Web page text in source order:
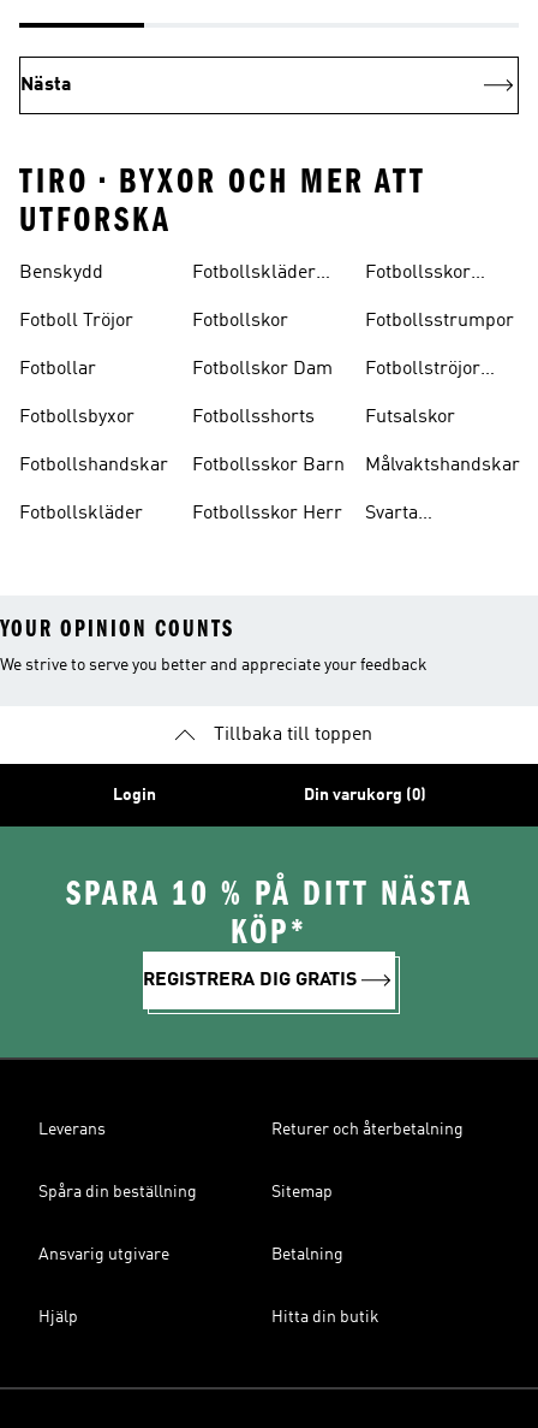
Nästa
TIRO • BYXOR OCH MER ATT
UTFORSKA
Benskydd
Fotboll Tröjor
Fotbollar
Fotbollsbyxor
Fotbollshandskar
Fotbollskläder
Fotbollskläder
Fotbollskor
Fotbollskor Dam
Fotbollsshorts
Fotbollsskor Barn
Fotbollsskor Herr
Fotbollsskor
Fotbollsstrumpor
Fotbollströjor
Futsalskor
Målvaktshandskar
Svarta
YOUR OPINION COUNTS
We strive to serve you better and appreciate your feedback
Tillbaka till toppen
Login Din varukorg (0)
SPARA 10 % PÅ DITT NÄSTA
KÖP*
REGISTRERA DIG GRATIS
Leverans Returer och återbetalning
Spåra din beställning Sitemap
Ansvarig utgivare Betalning
Hjälp Hitta din butik